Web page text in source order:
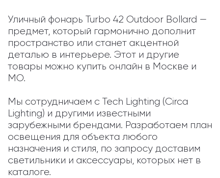
Уличный фонарь Turbo 42 Outdoor Bollard —
предмет, который гармонично дополнит
пространство или станет акцентной
деталью в интерьере. Этот и другие
товары можно купить онлайн в Москве и
МО.
Мы сотрудничаем с Tech Lighting (Circa
Lighting) и другими известными
зарубежными брендами. Разработаем план
освещения для объекта любого
назначения и стиля, по запросу доставим
светильники и аксессуары, которых нет в
каталоге.